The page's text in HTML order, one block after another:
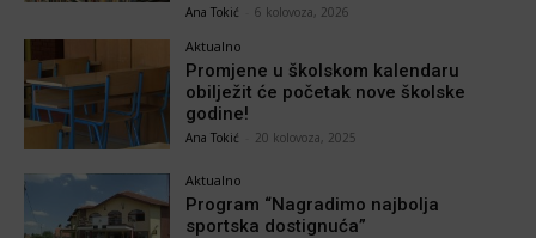
Ana Tokić 6 kolovoza, 2026
Aktualno
Promjene u školskom kalendaru
obilježit će početak nove školske
godine!
Ana Tokić 20 kolovoza, 2025
Aktualno
Program “Nagradimo najbolja
sportska dostignuća”